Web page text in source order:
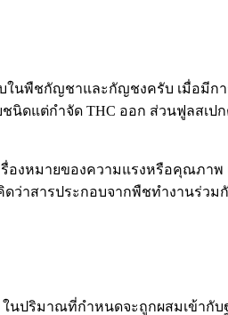
นพืชกัญชาและกัญชงครับ เมื่อมีก
ดแต่กำจัด THC ออก ส่วนฟูลสเ
รื่องหมายของความแรงหรือคุณ
ดว่าสารประกอบจากพืชทำงานร่
นปริมาณที่กำหนดจะถูกผสมเข้า